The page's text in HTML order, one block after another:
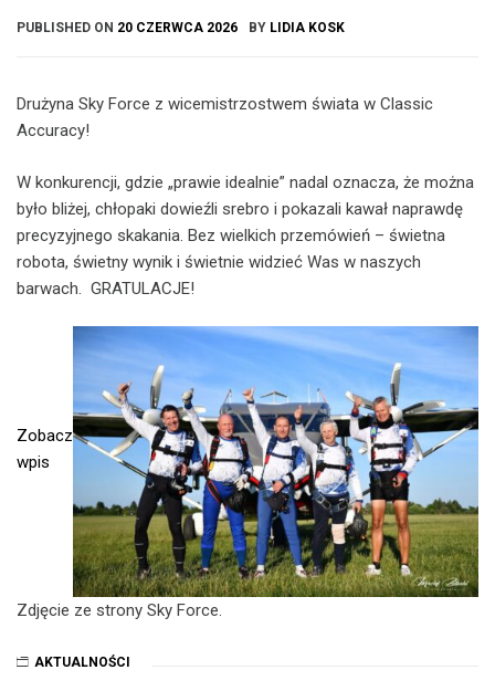
PUBLISHED ON 20 CZERWCA 2026 BY LIDIA KOSK
Drużyna Sky Force z wicemistrzostwem świata w Classic
Accuracy!
W konkurencji, gdzie „prawie idealnie” nadal oznacza, że można
było bliżej, chłopaki dowieźli srebro i pokazali kawał naprawdę
precyzyjnego skakania. Bez wielkich przemówień – świetna
robota, świetny wynik i świetnie widzieć Was w naszych
barwach. GRATULACJE!
Zobacz
wpis
Zdjęcie ze strony Sky Force.
AKTUALNOŚCI